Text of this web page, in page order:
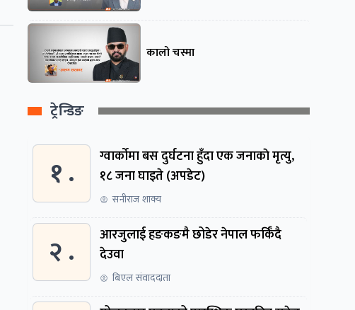
कालो चस्मा
ट्रेन्डिङ
१ .
ग्वार्काेमा बस दुर्घटना हुँदा एक जनाकाे मृत्यु,
१८ जना घाइते (अपडेट)
सनीराज शाक्य
२ .
आरजुलाई हङकङमै छोडेर नेपाल फर्किँदै
देउवा
बिएल संवाददाता